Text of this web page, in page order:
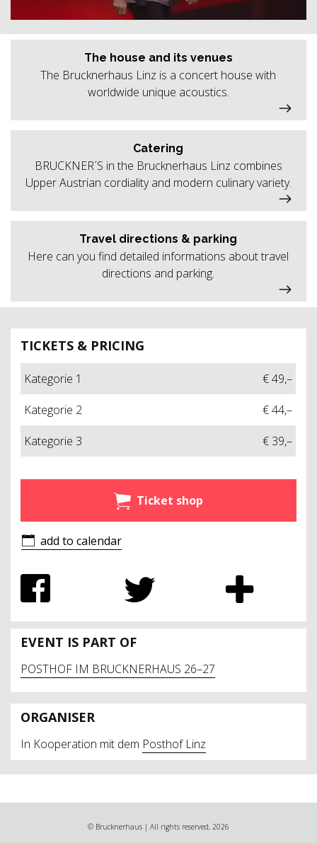
TICKETS & PRICING
Kategorie 1
€ 49,–
Kategorie 2
€ 44,–
Kategorie 3
€ 39,–
Ticket shop
add to calendar
EVENT IS PART OF
POSTHOF IM BRUCKNERHAUS 26–27
ORGANISER
In Kooperation mit dem Posthof Linz
The house and its venues
The Brucknerhaus Linz is a concert house with
worldwide unique acoustics.
Catering
BRUCKNER´S in the Brucknerhaus Linz combines
Upper Austrian cordiality and modern culinary variety.
Travel directions & parking
Here can you find detailed informations about travel
directions and parking.
© Brucknerhaus | All rights reserved, 2026